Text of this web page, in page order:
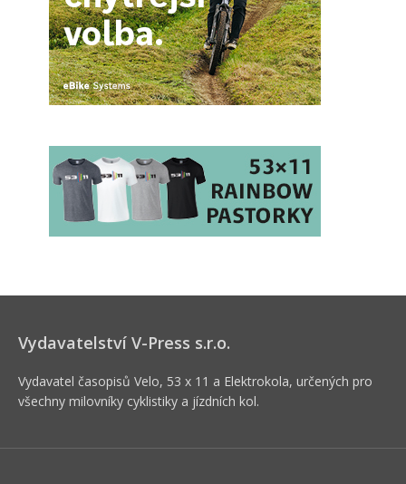
Vydavatelství V-Press s.r.o.
Vydavatel časopisů Velo, 53 x 11 a Elektrokola, určených pro
všechny milovníky cyklistiky a jízdních kol.